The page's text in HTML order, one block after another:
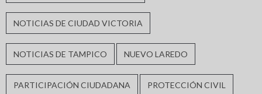
NOTICIAS DE CIUDAD VICTORIA
NOTICIAS DE TAMPICO NUEVO LAREDO
PARTICIPACIÓN CIUDADANA PROTECCIÓN CIVIL